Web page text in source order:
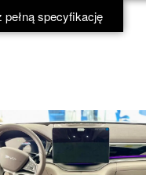
pełną specyfikację